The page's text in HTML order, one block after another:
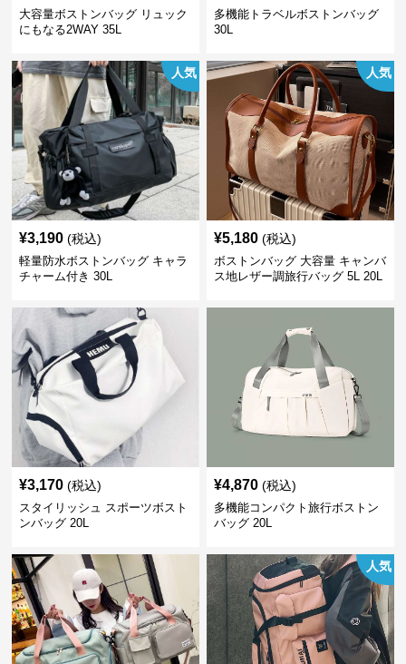
大容量ボストンバッグ リュック
にもなる2WAY 35L
多機能トラベルボストンバッグ
30L
人気
¥3,190 (税込)
軽量防水ボストンバッグ キャラ
チャーム付き 30L
人気
¥5,180 (税込)
ボストンバッグ 大容量 キャンバ
ス地レザー調旅行バッグ 5L 20L
¥3,170 (税込)
スタイリッシュ スポーツボスト
ンバッグ 20L
¥4,870 (税込)
多機能コンパクト旅行ボストン
バッグ 20L
人気